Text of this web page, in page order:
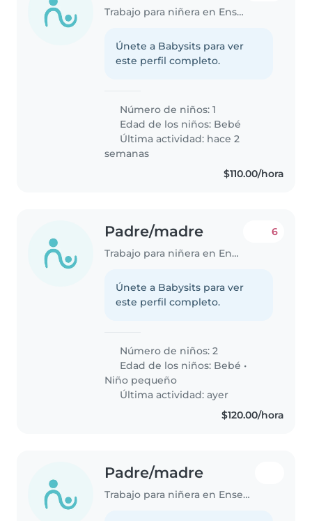
Trabajo para niñera en Ensenada
Únete a Babysits para ver
este perfil completo.
Número de niños: 1
Edad de los niños: Bebé
Última actividad: hace 2
semanas
$110.00/hora
Padre/madre
Trabajo para niñera en Ensenada
6
Únete a Babysits para ver
este perfil completo.
Número de niños: 2
Edad de los niños: Bebé •
Niño pequeño
Última actividad: ayer
$120.00/hora
Padre/madre
Trabajo para niñera en Ensenada